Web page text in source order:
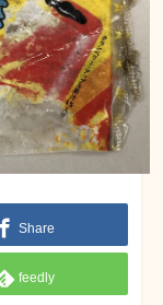
Share
feedly